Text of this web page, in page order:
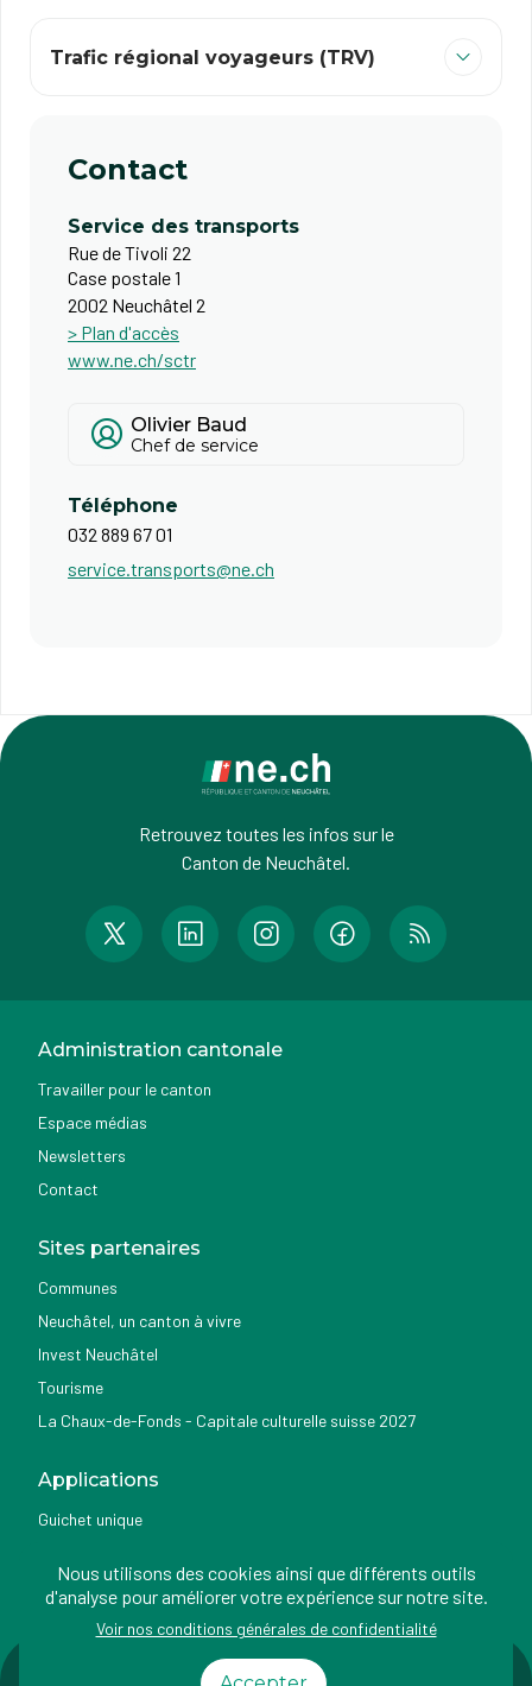
Trafic régional voyageurs (TRV)
Contact
Service des transports
Rue de Tivoli 22
Case postale 1
2002 Neuchâtel 2
> Plan d'accès
www.ne.ch/sctr
Olivier Baud
Chef de service
Téléphone
032 889 67 01
service.transports@ne.ch
Retrouvez toutes les infos sur le
Canton de Neuchâtel.
Administration cantonale
Travailler pour le canton
Espace médias
Newsletters
Contact
Sites partenaires
Communes
Neuchâtel, un canton à vivre
Invest Neuchâtel
Tourisme
La Chaux-de-Fonds - Capitale culturelle suisse 2027
Applications
Guichet unique
Nemo news
Conditions Protection des
Nous utilisons des cookies ainsi que différents outils
d'analyse pour améliorer votre expérience sur notre site.
Voir nos conditions générales de confidentialité